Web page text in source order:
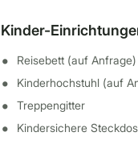
Kinder-
Reisebett (auf Anfrage)
Kinderhochstuhl (auf
Treppengitter
Kindersichere